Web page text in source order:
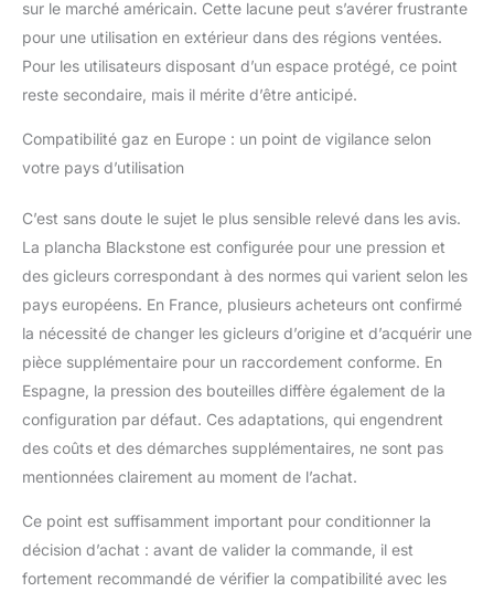
sur le marché américain. Cette lacune peut s’avérer frustrante
pour une utilisation en extérieur dans des régions ventées.
Pour les utilisateurs disposant d’un espace protégé, ce point
reste secondaire, mais il mérite d’être anticipé.
Compatibilité gaz en Europe : un point de vigilance selon
votre pays d’utilisation
C’est sans doute le sujet le plus sensible relevé dans les avis.
La plancha Blackstone est configurée pour une pression et
des gicleurs correspondant à des normes qui varient selon les
pays européens. En France, plusieurs acheteurs ont confirmé
la nécessité de changer les gicleurs d’origine et d’acquérir une
pièce supplémentaire pour un raccordement conforme. En
Espagne, la pression des bouteilles diffère également de la
configuration par défaut. Ces adaptations, qui engendrent
des coûts et des démarches supplémentaires, ne sont pas
mentionnées clairement au moment de l’achat.
Ce point est suffisamment important pour conditionner la
décision d’achat : avant de valider la commande, il est
fortement recommandé de vérifier la compatibilité avec les